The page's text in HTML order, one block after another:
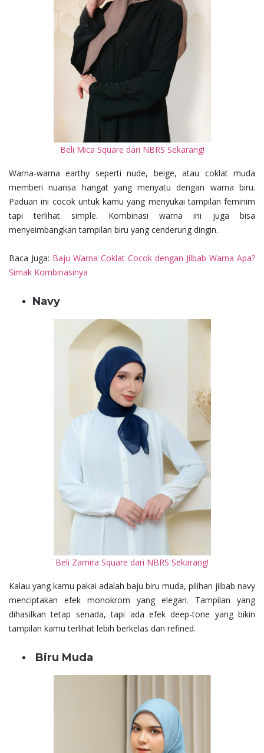
Beli Mica Square dari NBRS Sekarang!
Warna-warna earthy seperti nude, beige, atau coklat muda
memberi nuansa hangat yang menyatu dengan warna biru.
Paduan ini cocok untuk kamu yang menyukai tampilan feminim
tapi terlihat simple. Kombinasi warna ini juga bisa
menyeimbangkan tampilan biru yang cenderung dingin.
Baca Juga: Baju Warna Coklat Cocok dengan Jilbab Warna Apa?
Simak Kombinasinya
Navy
Beli Zamira Square dari NBRS Sekarang!
Kalau yang kamu pakai adalah baju biru muda, pilihan jilbab navy
menciptakan efek monokrom yang elegan. Tampilan yang
dihasilkan tetap senada, tapi ada efek deep-tone yang bikin
tampilan kamu terlihat lebih berkelas dan refined.
Biru Muda